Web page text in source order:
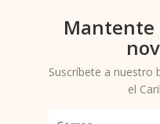
Mantente
Suscríbete a nuestro
el